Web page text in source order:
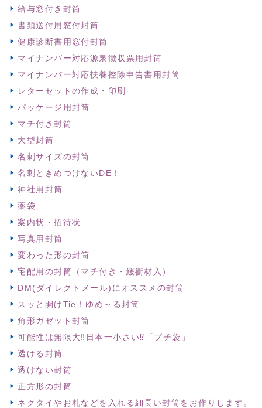
給与窓付き封筒
書類送付用窓付封筒
健康診断書用窓付封筒
マイナンバー対応源泉徴収票用封筒
マイナンバー対応扶養控除申告書用封筒
レターセットの作成・印刷
パッケージ用封筒
マチ付き封筒
大型封筒
名刺サイズの封筒
名刺ときめつけないDE！
神社用封筒
薬袋
案内状・招待状
写真用封筒
変わった形の封筒
宅配用の封筒（マチ付き・緩衝材入）
DM(ダイレクトメール)にオススメの封筒
スッと開けTie！ゆめ～る封筒
角形ガゼット封筒
可能性は無限大‼日本一小さい⁉「プチ袋」
透ける封筒
透けない封筒
正方形の封筒
ネクタイやお札などを入れる細長い封筒をお作りします。